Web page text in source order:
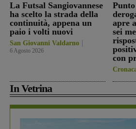
La Futsal Sangiovannese
ha scelto la strada della
continuità, appena un
paio i volti nuovi
San Giovanni Valdarno
6 Agosto 2026
apre
sei
con
In Vetrina